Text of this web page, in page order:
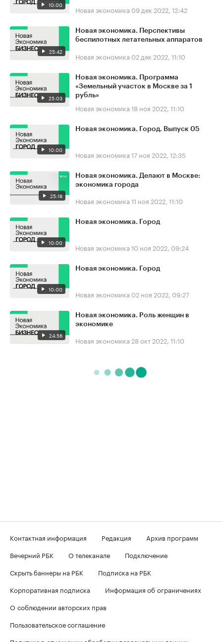
10:00 Новая экономика 09 дек 2022, 12:42
25:42
Новая экономика. Перспективы
беспилотных летательных аппаратов
Новая экономика 02 дек 2022, 11:10
25:03
Новая экономика. Программа
«Земельный участок в Москве за 1
рубль»
Новая экономика 18 ноя 2022, 11:10
10:00
Новая экономика. Город. Выпуск 05
Новая экономика 17 ноя 2022, 12:35
25:18
Новая экономика. Делают в Москве:
экономика города
Новая экономика 11 ноя 2022, 11:10
10:00
Новая экономика. Город
Новая экономика 10 ноя 2022, 09:24
10:00
Новая экономика. Город
Новая экономика 02 ноя 2022, 09:27
24:56
Новая экономика. Роль женщин в
экономике
Новая экономика 28 окт 2022, 11:10
Контактная информация Редакция
Архив программ
Вечерний РБК
О телеканале
Подключение
Скрыть баннеры на РБК
Подписка на РБК
Корпоративная подписка
Информация об ограничениях
О соблюдении авторских прав
Пользовательское соглашение